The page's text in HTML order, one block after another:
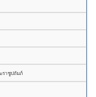
ราชูปถัมภ์